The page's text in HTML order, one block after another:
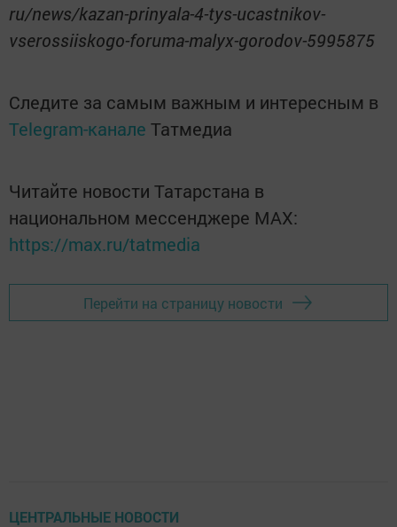
ru/news/kazan-prinyala-4-tys-ucastnikov-
vserossiiskogo-foruma-malyx-gorodov-5995875
Следите за самым важным и интересным в
Telegram-канале Татмедиа
Читайте новости Татарстана в
национальном мессенджере MАХ:
https://max.ru/tatmedia
Перейти на страницу новости
ЦЕНТРАЛЬНЫЕ НОВОСТИ